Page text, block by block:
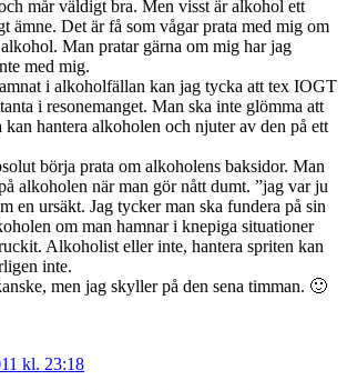
mår väldigt bra. Men visst är alkohol ett
ämne. Det är få som vågar prata med mig om
Man pratar gärna om mig har jag
med mig.
i alkoholfällan kan jag tycka att tex IOGT
i resonemanget. Man ska inte glömma att
kan hantera alkoholen och njuter av den på ett
börja prata om alkoholens baksidor. Man
alkoholen när man gör nått dumt. ”jag var ju
en ursäkt. Jag tycker man ska fundera på sin
om man hamnar i knepiga situationer
Alkoholist eller inte, hantera spriten kan
inte.
men jag skyller på den sena timman. 🙂
kl. 23:18